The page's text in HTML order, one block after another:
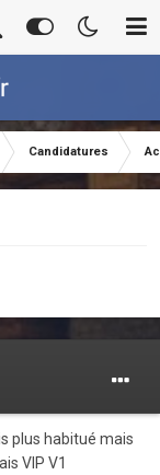
Candidatures
plus habitué mais
VIP V1